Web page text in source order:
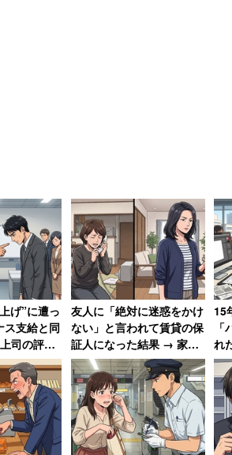
と答えた人は50.2％。夫の年収別に
不満が高く、次いで「300万円以上
満」（62.1％）と、年収が低くなる
転職してほしいと思わない」が70.0
げ”に遭っ
ス支給と同
司の評価
マアミロと
友人に「絶対に迷惑をかけ
ない」と言われて賃貸の保
証人になった結果 → 家賃
21万円を滞納、「実家に連
絡する」と言って絶縁した
女性
15
れ
し